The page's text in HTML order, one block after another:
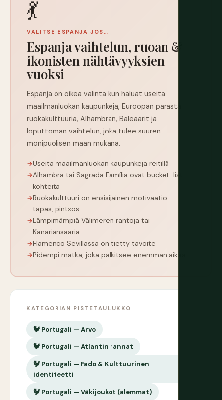
💃
VALITSE ESPANJA JOS…
Espanja vaihtelun, ruoan &
ikonisten nähtävyyksien
vuoksi
Espanja on oikea valinta kun haluat useita
maailmanluokan kaupunkeja, Euroopan parasta
ruokakulttuuria, Alhambran, Baleaarit ja
loputtoman vaihtelun, joka tulee suuren
monipuolisen maan mukana.
Useita maailmanluokan kaupunkeja reitillä
Alhambra tai Sagrada Família ovat bucket-list -
kohteita
Ruokakulttuuri on ensisijainen motivaatio —
tapas, pintxos
Lämpimämpiä Välimeren rantoja tai
Kanariansaaria
Flamenco Sevillassa on tietty tavoite
Pidempi matka, joka palkitsee enemmän aikaa
KATEGORIAN PISTETAULUKKO
🐓 Portugali — Arvo
🐓 Portugali — Atlantin rannat
🐓 Portugali — Fado & Kulttuurinen
identiteetti
🐓 Portugali — Väkijoukot (alemmat)